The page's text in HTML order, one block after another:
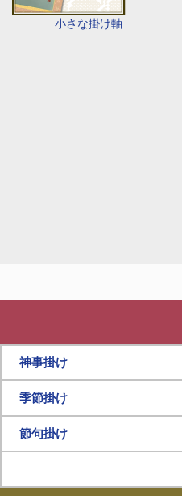
小さな掛け軸
神事掛け
季節掛け
節句掛け